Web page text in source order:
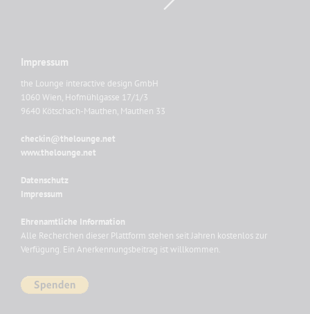
Impressum
the Lounge interactive design GmbH
1060 Wien, Hofmühlgasse 17/1/3
9640 Kötschach-Mauthen, Mauthen 33
checkin@thelounge.net
www.thelounge.net
Datenschutz
Impressum
Ehrenamtliche Information
Alle Recherchen dieser Plattform stehen seit Jahren kostenlos zur
Verfügung. Ein Anerkennungsbeitrag ist willkommen.